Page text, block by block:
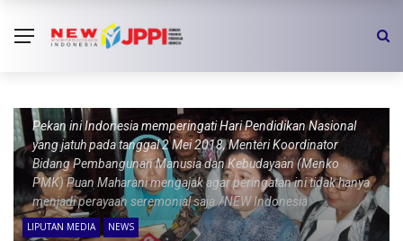
Pekan ini Indonesia memperingati Hari Pendidikan Nasional
yang jatuh pada tanggal 2 Mei 2018, Menteri Koordinator
Bidang Pembangunan Manusia dan Kebudayaan (Menko
PMK) Puan Maharani mengajak agar peringatan ini tidak hanya
menjadi perayaan seremonial saja./NEW Indonesia
LIPUTAN MEDIA NEWS